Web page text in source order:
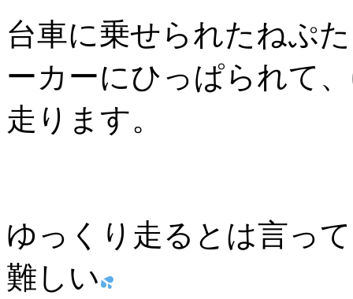
台車に乗せられたねぷ
ーカーにひっぱられて
走ります。
ゆっくり走るとは言っ
難しい